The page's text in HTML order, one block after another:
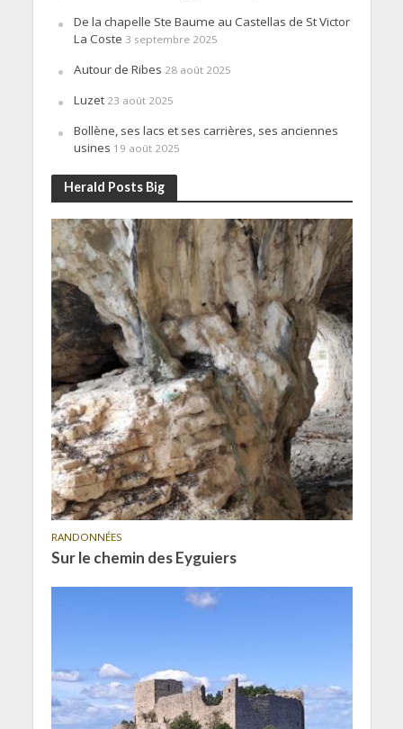
De la chapelle Ste Baume au Castellas de St Victor
La Coste 3 septembre 2025
Autour de Ribes 28 août 2025
Luzet 23 août 2025
Bollène, ses lacs et ses carrières, ses anciennes
usines 19 août 2025
Herald Posts Big
RANDONNÉES
Sur le chemin des Eyguiers